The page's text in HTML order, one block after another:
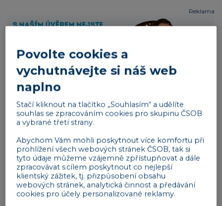
Reklama
10 kroků pro psychickou rovnováhu
manažerů
Pojďme si představit 10 praktických kroků, díky
kterým můžete dosáhnout psychické rovnováhy.
Vsaďte na digitální detox
Za digitální detox se označuje doba, kdy sečlověk
vzdá používání všech elektronických zařízení
Povolte cookies a
vychutnávejte si náš web
naplno
Stačí kliknout na tlačítko „Souhlasím“ a udělíte
souhlas se zpracováním cookies pro skupinu ČSOB
a vybrané třetí strany.
Abychom Vám mohli poskytnout více komfortu při
prohlížení všech webových stránek ČSOB, tak si
tyto údaje můžeme vzájemně zpřístupňovat a dále
zpracovávat s cílem poskytnout co nejlepší
klientský zážitek, tj. přizpůsobení obsahu
webových stránek, analytická činnost a předávání
cookies pro účely personalizované reklamy.